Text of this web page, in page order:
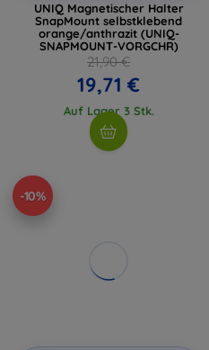
UNIQ Magnetischer Halter
SnapMount selbstklebend
orange/anthrazit (UNIQ-
SNAPMOUNT-VORGCHR)
21,90 €
19,71 €
Auf Lager 3 Stk.
-10%